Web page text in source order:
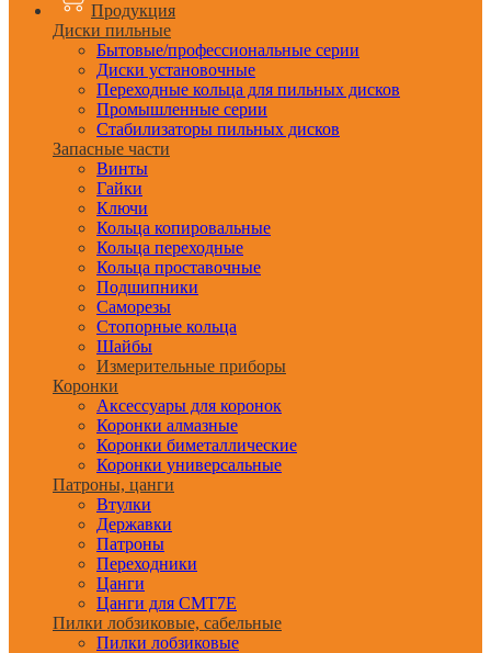
Продукция
Диски пильные
Бытовые/профессиональные серии
Диски установочные
Переходные кольца для пильных дисков
Промышленные серии
Стабилизаторы пильных дисков
Запасные части
Винты
Гайки
Ключи
Кольца копировальные
Кольца переходные
Кольца проставочные
Подшипники
Саморезы
Стопорные кольца
Шайбы
Измерительные приборы
Коронки
Аксессуары для коронок
Коронки алмазные
Коронки биметаллические
Коронки универсальные
Патроны, цанги
Втулки
Державки
Патроны
Переходники
Цанги
Цанги для CMT7E
Пилки лобзиковые, сабельные
Пилки лобзиковые